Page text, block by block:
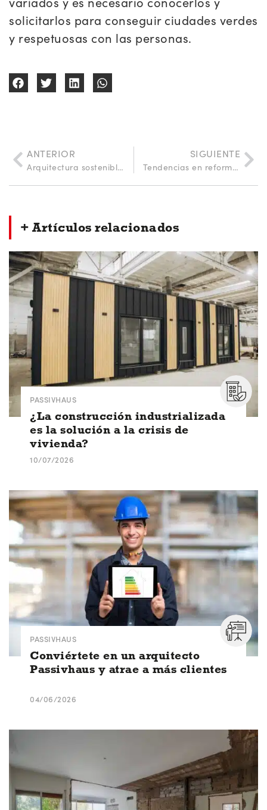
solicitarlos para conseguir ciudades verdes
y respetuosas con las personas.
ANTERIOR
Arquitectura sostenible en climas cálidos: ¿es posible?
SIGUIENTE
Tendencias en reformas para 2024
+ Artículos relacionados
PASSIVHAUS
¿La construcción industrializada
es la solución a la crisis de
vivienda?
10/07/2026
PASSIVHAUS
Conviértete en un arquitecto
Passivhaus y atrae a más clientes
04/06/2026